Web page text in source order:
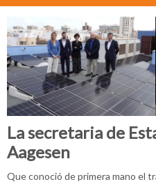
La secretaria de
Aagesen
Que conoció de primera mano el